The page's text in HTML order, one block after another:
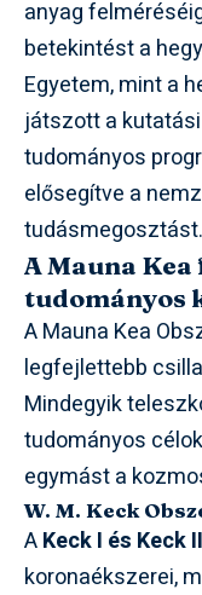
anyag
betekintést a
Egyetem, mint a
játszott a
tudományos
elősegítve a
tudásmegosztást.
A Mauna
tudományos
A Mauna Kea
legfejlettebb
Mindegyik
tudományos
egymást a
W. M. Keck
AKeck I és Keck
koronaékszerei,